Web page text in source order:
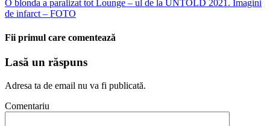
O blonda a paralizat tot Lounge – ul de la UNTOLD 2021. Imagini
de infarct – FOTO
Fii primul care comentează
Lasă un răspuns
Adresa ta de email nu va fi publicată.
Comentariu